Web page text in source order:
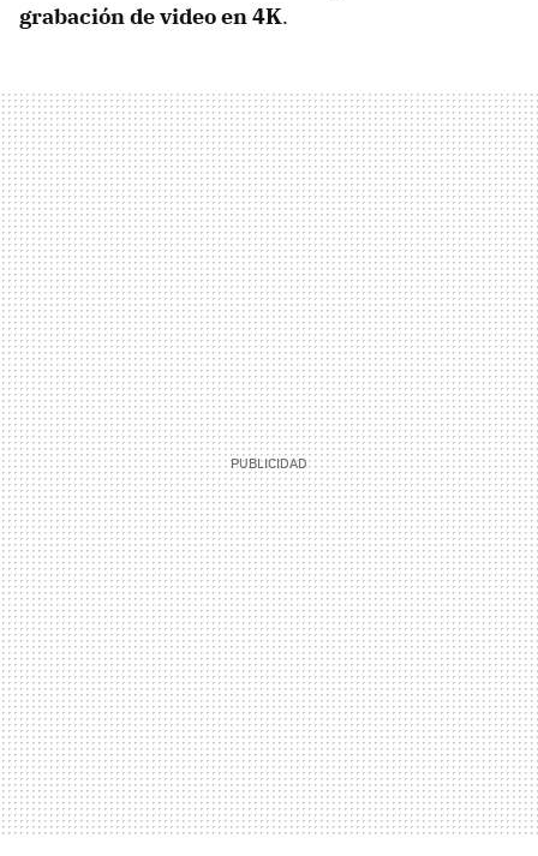
grabación de video en 4K.